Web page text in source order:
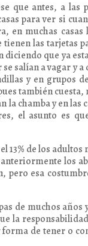
que antes, a
para ver si
en muchas
las tarjetas
diciendo que ya
salían a vagar y
y en grupos
también cuesta,
chamba y en las
el asunto es
de los adultos
los
pero esa
de muchos
la
de tener o